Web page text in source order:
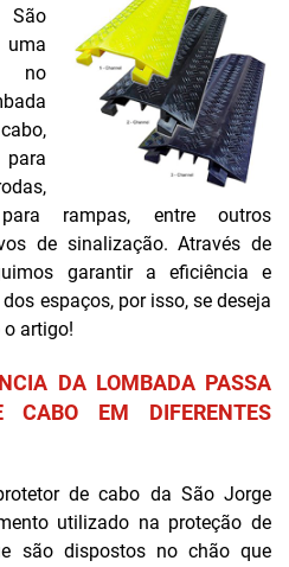
São
no
rampas, entre outros
de sinalização. Através de
garantir a eficiência e
espaços, por isso, se deseja
artigo!
DA LOMBADA PASSA
CABO EM DIFERENTES
de cabo da São Jorge
utilizado na proteção de
são dispostos no chão que